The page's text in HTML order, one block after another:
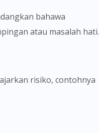
bahawa
atau masalah hati.
risiko, contohnya